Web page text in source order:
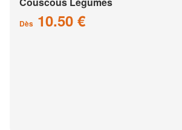
Dès 10.50 €